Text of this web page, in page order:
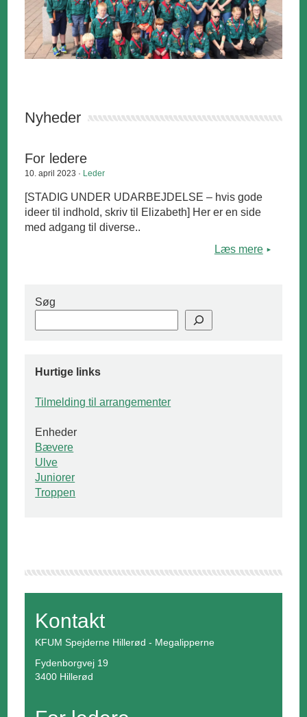
Nyheder
For ledere
10. april 2023 · Leder
[STADIG UNDER UDARBEJDELSE – hvis gode
ideer til indhold, skriv til Elizabeth] Her er en side
med adgang til diverse..
Læs mere
Søg
Hurtige links
Tilmelding til arrangementer
Enheder
Bævere
Ulve
Juniorer
Troppen
Kontakt
KFUM Spejderne Hillerød - Megalipperne
Fydenborgvej 19
3400 Hillerød